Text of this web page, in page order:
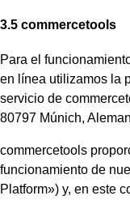
3.5 commercetools
Para el
en línea utilizamos la
servicio de
80797 Múnich,
commercetools
funcionamiento de
Platform») y, en este